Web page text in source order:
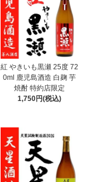
紅 やきいも黒瀬 25度 72
0ml 鹿児島酒造 白麹 芋
焼酎 特約店限定
1,750円(税込)